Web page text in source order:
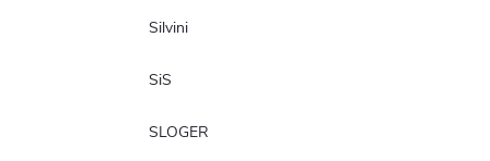
Silvini
SiS
SLOGER